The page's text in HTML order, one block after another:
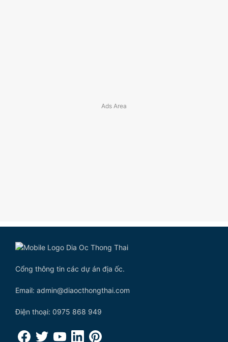
Cổng thông tin các dự án địa ốc.
Email: admin@diaocthongthai.com
Điện thoại: 0975 868 949